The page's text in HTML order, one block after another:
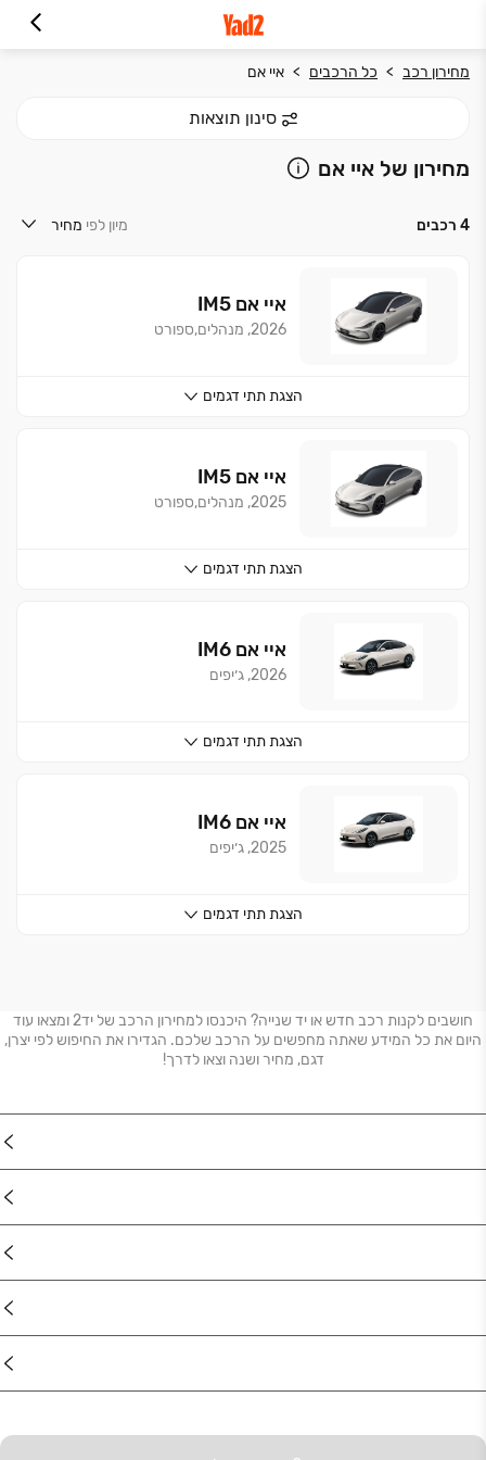
מחירון רכב כל הרכבים איי אם
סינון תוצאות
מחירון של איי אם
4 רכבים מיון לפי מחיר
איי אם IM5
2026, מנהלים,ספורט
הצגתתתי דגמים
איי אם IM5
2025, מנהלים,ספורט
הצגתתתי דגמים
איי אם IM6
2026, ג׳יפים
הצגתתתי דגמים
איי אם IM6
2025, ג׳יפים
הצגתתתי דגמים
חושבים לקנות רכב חדש או יד שנייה? היכנסו למחירון הרכב של יד2 ומצאו עוד
היום את כל המידע שאתה מחפשים על הרכב שלכם. הגדירו את החיפוש לפי יצרן,
דגם, מחיר ושנה וצאו לדרך!